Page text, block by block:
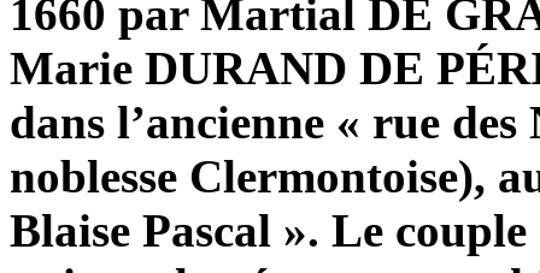
1660 par Martial DE
Marie DURAND DE
dans l’ancienne « rue
noblesse Clermontoise),
Blaise Pascal ». Le